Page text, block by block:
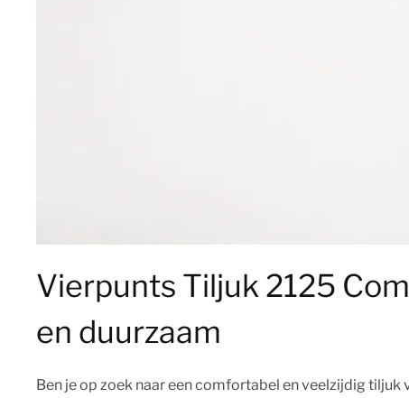
Vierpunts Tiljuk 2125
en duurzaam
Ben je op zoek naar een comfortabel en veelzijdig